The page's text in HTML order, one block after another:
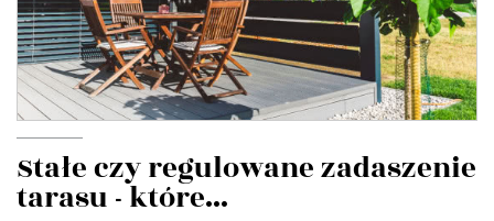
Stałe czy regulowane zadaszenie
tarasu - które...